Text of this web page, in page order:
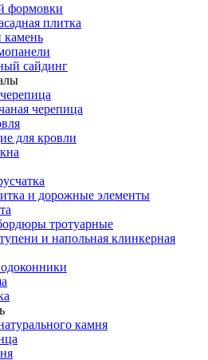
формовки
плитка
камень
сайдинг
черепица
для кровли
и дорожные элементы
тротуарные
и напольная клинкерная
камня